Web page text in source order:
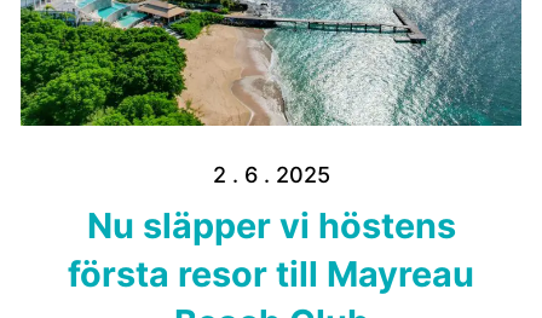
2 . 6 . 2025
Nu släpper vi höstens
första resor till Mayreau